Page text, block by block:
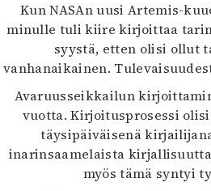
Kun NASAn uusi Artemis-
minulle tuli kiire kirjoittaa
syystä, etten olisi ollut
vanhanaikainen.
Avaruusseikkailun
vuotta. Kirjoitusprosessi
täysipäiväisenä
inarinsaamelaista
myös tämä syntyi